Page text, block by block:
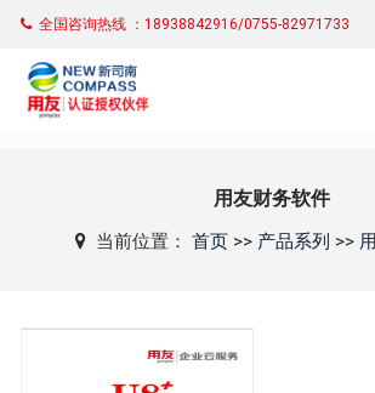
全国咨询热线 ：18938842916/0755-82971733
用友财务软件
当前位置： 首页>> 产品系列 >>